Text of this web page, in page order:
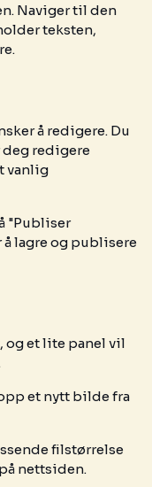
Naviger til den
teksten,
å redigere. Du
deg redigere
vanlig
"Publiser
lagre og publisere
et lite panel vil
et nytt bilde fra
filstørrelse
nettsiden.